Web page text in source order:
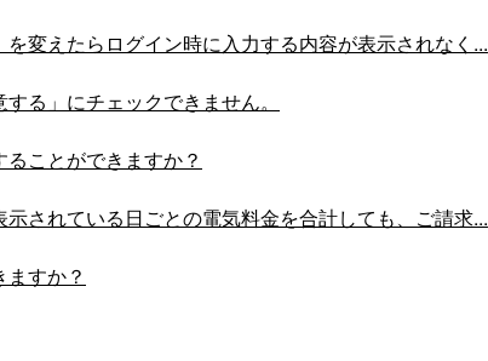
変えたらログイン時に入力する内容が表示されなく...
る」にチェックできません。
ことができますか？
示されている日ごとの電気料金を合計しても、ご請求...
すか？